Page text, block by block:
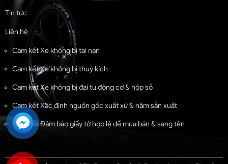
Tin tức
Liên hệ
Cam kết Xe không bị tai nạn
Cam kết Xe không bị thuỷ kích
Cam kết Xe không bị đại tu động cơ & hộp số
Cam kết Xác định nguồn gốc xuất xứ & năm sản xuất
Cam kết Đảm bảo giấy tờ hợp lệ để mua bán & sang tên